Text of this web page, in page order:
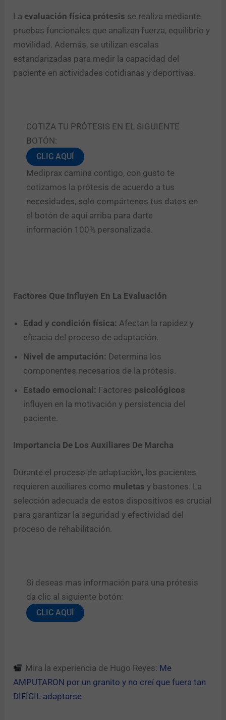
La evaluación física prótesis se realiza mediante
pruebas funcionales que analizan fuerza, equilibrio y
movilidad. Además, se utilizan escalas
estandarizadas para medir la capacidad del
paciente en actividades cotidianas y deportivas.
COTIZA TU PRÓTESIS EN EL SIGUIENTE
BOTÓN:
CLIC AQUÍ
Mediprax camina contigo, con gusto te
cotizamos la prótesis de acuerdo a tus
necesidades, solo compártenos tus datos en
el botón de aquí arriba para darte
información 100% personalizada.
Factores Que Influyen En La Evaluación
Edad y condición física: Afectan la rapidez y
eficacia del proceso de adaptación.
Nivel de amputación: Determina los
componentes necesarios de la prótesis.
Estado emocional: Factores psicológicos
influyen en la motivación y persistencia del
paciente.
Importancia De Los Auxiliares De Marcha
Durante el proceso de adaptación, los pacientes
requieren auxiliares como muletas y bastones. La
selección adecuada de estos dispositivos es crucial
para garantizar la seguridad y efectividad del
proceso de rehabilitación.
Si deseas mas información para una prótesis
da clic al siguiente botón:​
CLIC AQUÍ
Mira la experiencia de Hugo Reyes: Me
AMPUTARON por un granito y no creí que fuera tan
DIFÍCIL adaptarse